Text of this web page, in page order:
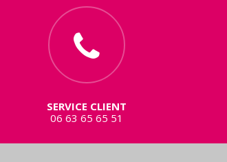
SERVICE CLIENT
06 63 65 65 51